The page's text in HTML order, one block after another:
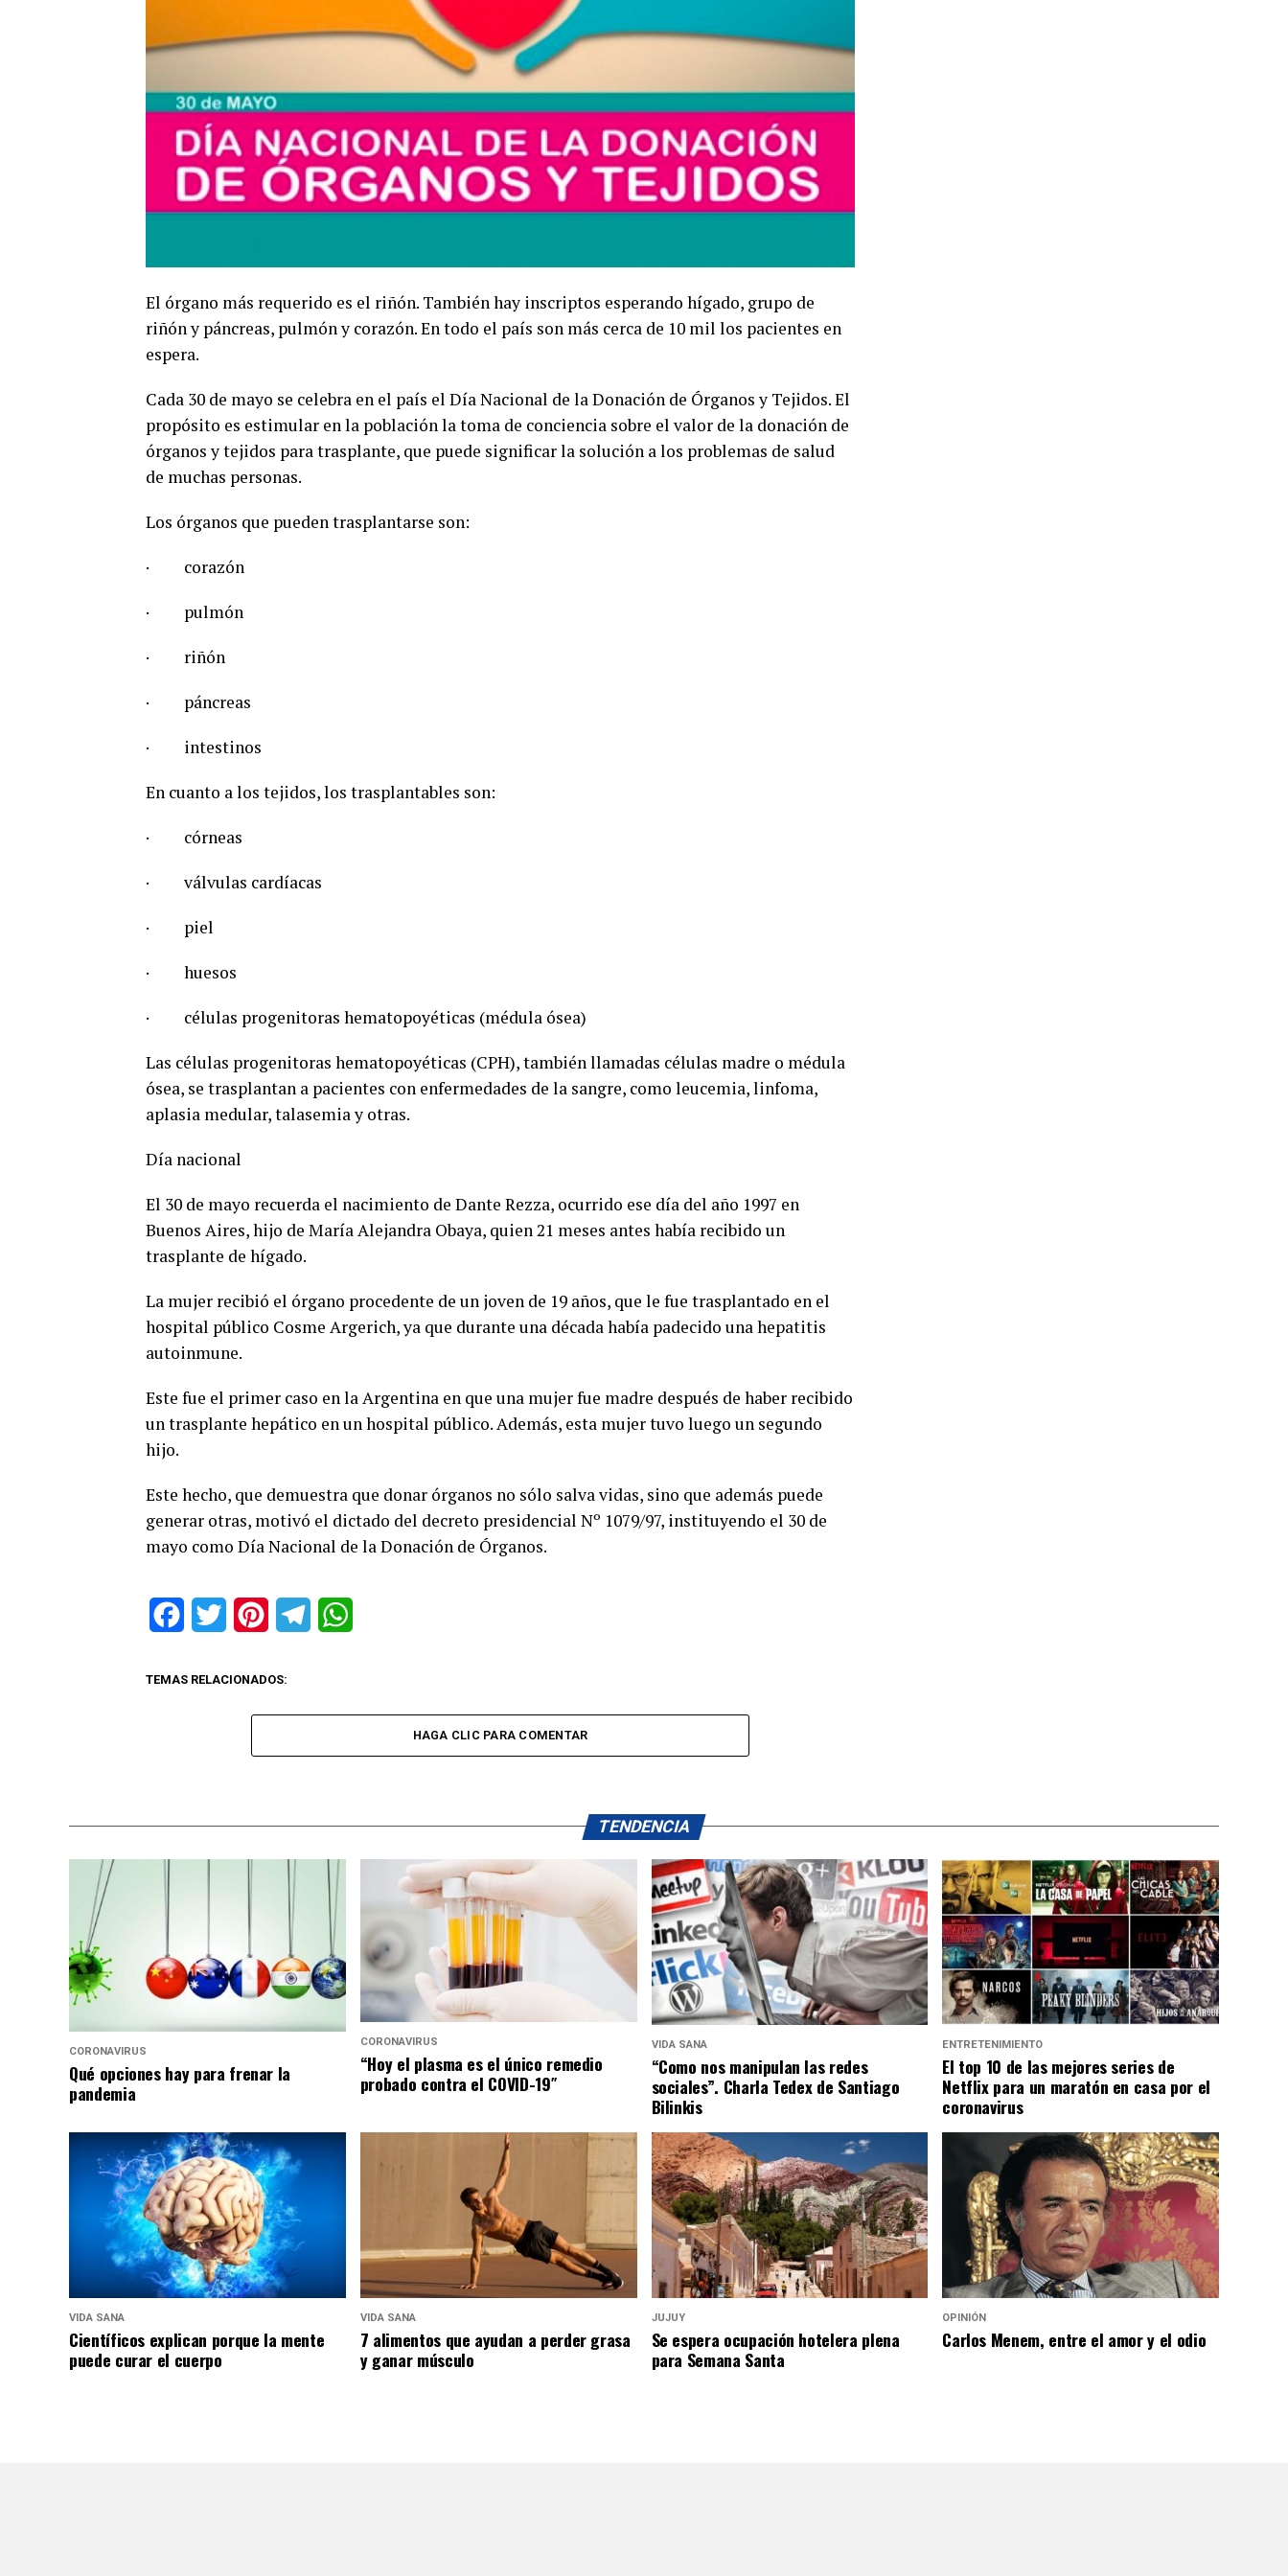
El órgano más requerido es el riñón. También hay inscriptos esperando hígado, grupo de
riñón y páncreas, pulmón y corazón. En todo el país son más cerca de 10 mil los pacientes en
espera.
Cada 30 de mayo se celebra en el país el Día Nacional de la Donación de Órganos y Tejidos. El
propósito es estimular en la población la toma de conciencia sobre el valor de la donación de
órganos y tejidos para trasplante, que puede significar la solución a los problemas de salud
de muchas personas.
Los órganos que pueden trasplantarse son:
· corazón
· pulmón
· riñón
· páncreas
· intestinos
En cuanto a los tejidos, los trasplantables son:
· córneas
· válvulas cardíacas
· piel
· huesos
· células progenitoras hematopoyéticas (médula ósea)
Las células progenitoras hematopoyéticas (CPH), también llamadas células madre o médula
ósea, se trasplantan a pacientes con enfermedades de la sangre, como leucemia, linfoma,
aplasia medular, talasemia y otras.
Día nacional
El 30 de mayo recuerda el nacimiento de Dante Rezza, ocurrido ese día del año 1997 en
Buenos Aires, hijo de María Alejandra Obaya, quien 21 meses antes había recibido un
trasplante de hígado.
La mujer recibió el órgano procedente de un joven de 19 años, que le fue trasplantado en el
hospital público Cosme Argerich, ya que durante una década había padecido una hepatitis
autoinmune.
Este fue el primer caso en la Argentina en que una mujer fue madre después de haber recibido
un trasplante hepático en un hospital público. Además, esta mujer tuvo luego un segundo
hijo.
Este hecho, que demuestra que donar órganos no sólo salva vidas, sino que además puede
generar otras, motivó el dictado del decreto presidencial Nº 1079/97, instituyendo el 30 de
mayo como Día Nacional de la Donación de Órganos.
FacebookTwitter PinterestTelegram
TEMAS RELACIONADOS:
HAGA CLIC PARA COMENTAR
TENDENCIA
CORONAVIRUS
Qué opciones hay para frenar la
pandemia
CORONAVIRUS
“Hoy el plasma es el único remedio
probado contra el COVID-19″
VIDA SANA
“Como nos manipulan las redes
sociales”. Charla Tedex de Santiago
Bilinkis
ENTRETENIMIENTO
El top 10 de las mejores series de
Netflix para un maratón en casa por el
coronavirus
VIDA SANA
Científicos explican porque la mente
puede curar el cuerpo
VIDA SANA
7 alimentos que ayudan a perder grasa
y ganar músculo
JUJUY
Se espera ocupación hotelera plena
para Semana Santa
OPINIÓN
Carlos Menem, entre el amor y el odio